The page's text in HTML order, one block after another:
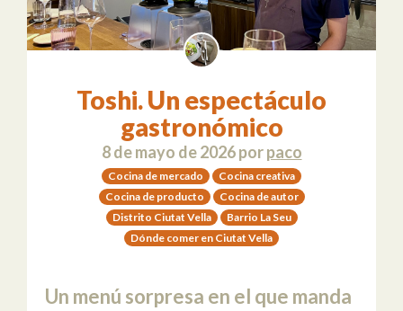
Toshi. Un espectáculo
gastronómico
8 de mayo de 2026porpaco
Cocina de mercado
Cocina creativa
Cocina de producto
Cocina de autor
Distrito Ciutat Vella
Barrio La Seu
Dónde comer en Ciutat Vella
Un menú sorpresa en el que manda